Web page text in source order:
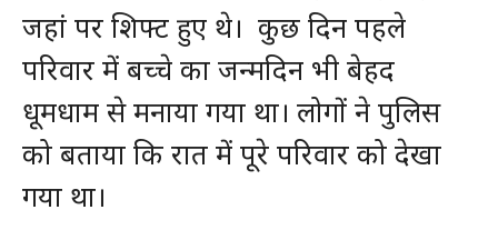
जहां पर शिफ्ट हुए थे। कुछ दिन पहले
परिवार में बच्चे का जन्मदिन भी बेहद
धूमधाम से मनाया गया था। लोगों ने पुलिस
को बताया कि रात में पूरे परिवार को देखा
गया था।